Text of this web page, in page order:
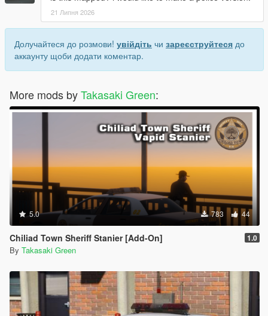
21 Липня 2026
Долучайтеся до розмови! увійдіть чи зареєструйтеся до
аккаунту щоби додати коментар.
More mods byTakasaki Green:
5.0 783 44
Chiliad Town Sheriff Stanier [Add-On] 1.0
By Takasaki Green